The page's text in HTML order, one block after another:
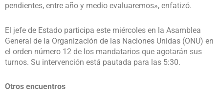
pendientes, entre año y medio evaluaremos», enfatizó.
El jefe de Estado participa este miércoles en la Asamblea
General de la Organización de las Naciones Unidas (ONU) en
el orden número 12 de los mandatarios que agotarán sus
turnos. Su intervención está pautada para las 5:30.
Otros encuentros